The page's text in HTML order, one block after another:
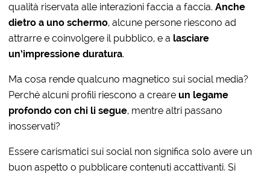
qualità riservata alle interazioni faccia a faccia.Anche
dietro a uno schermo, alcune persone riescono ad
attrarre e coinvolgere il pubblico, e a lasciare
un’impressione duratura.
Ma cosa rende qualcuno magnetico sui social media?
Perché alcuni profili riescono a creareun legame
profondo con chi li segue, mentre altri passano
inosservati?
Essere carismatici sui social non significa solo avere un
buon aspetto o pubblicare contenuti accattivanti. Si